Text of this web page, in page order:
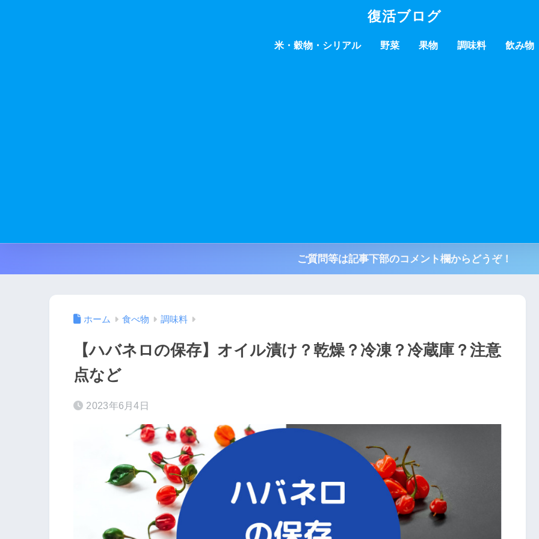
復活ブログ
米・穀物・シリアル 野菜 果物 調味料 飲み物
ご質問等は記事下部のコメント欄からどうぞ！
ホーム 食べ物 調味料
【ハバネロの保存】オイル漬け？乾燥？冷凍？冷蔵庫？注意
点など
2023年6月4日